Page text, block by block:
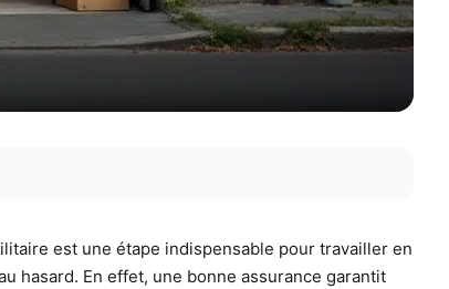
est une étape indispensable pour travailler en
hasard. En effet, une bonne assurance garantit